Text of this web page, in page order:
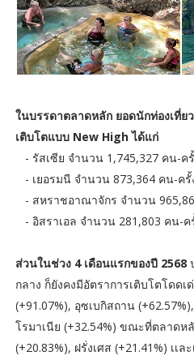
ในบรรดาตลาดหลัก ยอดนักท่องเที่ย
เติบโตแบบ New High ได้แก่
- รัสเซีย จำนวน 1,745,327 คน-ค
- เยอรมนี จำนวน 873,364 คน-ครั้
- สหราชอาณาจักร จำนวน
- อิสราเอล จำนวน 281,803 คน-ค
ส่วนในช่วง 4 เดือนแรกของปี 2568
กลาง ก็ยังคงมีอัตราการเติบโตโดด
(+91.07%), อุซเบกิสถาน
โรมาเนีย (+32.54%) ขณะที่ตลาดห
(+20.83%), ฝรั่งเศส (+21.41%) เเล